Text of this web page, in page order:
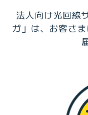
法人向け光回線
ガ」は、お客さ